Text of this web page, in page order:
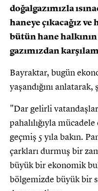
doğalgazımızla
haneye çıkacağız
bütün hane
gazımızdan
Bayraktar, bugün
yaşandığını
"Dar gelirli
pahalılığıyla
geçmiş 5 yıla bakın.
çarkları durmuş bir
büyük bir ekonomik
bölgemizde büyük bir